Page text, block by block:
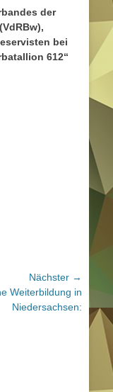
der
bei
612“
Nächster →
Weiterbildung in
Niedersachsen: